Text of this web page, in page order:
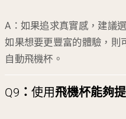
A：如果追求真實感，建議
如果想要更豐富的體驗，則
自動飛機杯。
Q9 ：使用飛機杯能夠